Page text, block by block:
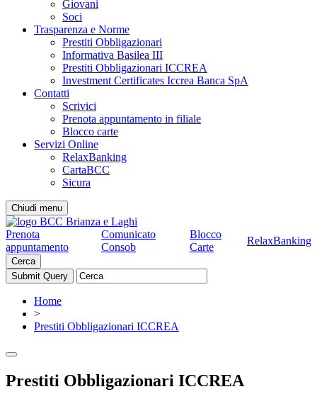
Giovani
Soci
Trasparenza e Norme
Prestiti Obbligazionari
Informativa Basilea III
Prestiti Obbligazionari ICCREA
Investment Certificates Iccrea Banca SpA
Contatti
Scrivici
Prenota appuntamento in filiale
Blocco carte
Servizi Online
RelaxBanking
CartaBCC
Sicura
Chiudi menu
Prenota
appuntamento
Comunicato
Consob
Blocco
Carte
RelaxBanking
Cerca
Home
>
Prestiti Obbligazionari ICCREA
Prestiti Obbligazionari ICCREA